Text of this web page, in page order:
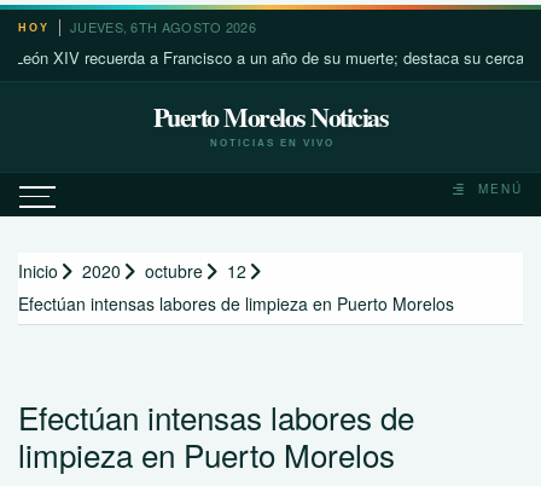
Saltar
contenido
HOY JUEVES, 6TH AGOSTO 2026
recuerda a Francisco a un año de su muerte; destaca su cercanía con
Puerto Morelos Noticias
NOTICIAS EN VIVO
MENÚ
Inicio 2020 octubre
12
Efectúan intensas labores de limpieza en Puerto Morelos
Efectúan intensas labores de
limpieza en Puerto Morelos